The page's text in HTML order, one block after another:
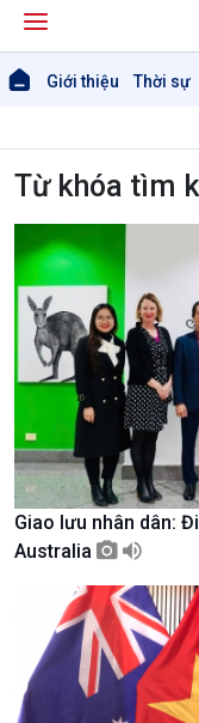
Giới thiệu Thời sự
Giới thiệu
Từ khóa tìm
Giao lưu nhân dân:
Australia